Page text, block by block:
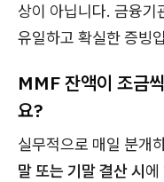
상이 아닙니다. 금융기
유일하고 확실한 증빙
MMF 잔액이 조금
요?
실무적으로 매일 분개
말 또는 기말 결산 시에